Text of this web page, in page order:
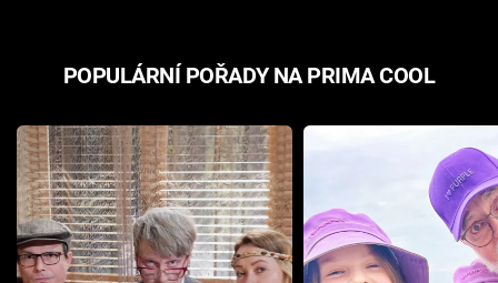
POPULÁRNÍ POŘADY NA PRIMA COOL